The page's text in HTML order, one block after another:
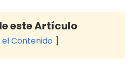
este Artículo
Contenido